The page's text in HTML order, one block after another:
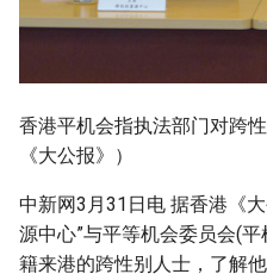
香港平机会指执法部门对跨
《大公报》）
中新网3月31日电 据香港《
源中心”与平等机会委员会(
籍来港的跨性别人士，了解